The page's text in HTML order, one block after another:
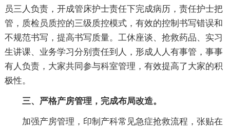
员三人负责，开成管床护士责任下完成病历，责任护士把
管，质检员质控的三级质控模式，有效的控制书写错误和
不规范书写，提高书写质量。工休座谈、抢救药品、实习
生讲课、业务学习分别责任到人，形成人人有事管，事事
有人负责，大家共同参与科室管理，有效提高了大家的积
极性。
三、严格产房管理，完成布局改造。
加强产房管理，印制产科常见急症抢救流程，张贴在